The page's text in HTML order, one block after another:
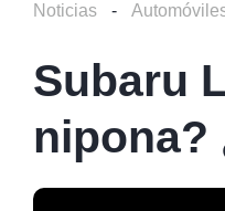
Noticias -
Subaru
nipona?